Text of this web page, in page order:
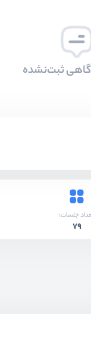
ثبت‌نشده
جلسات:
79